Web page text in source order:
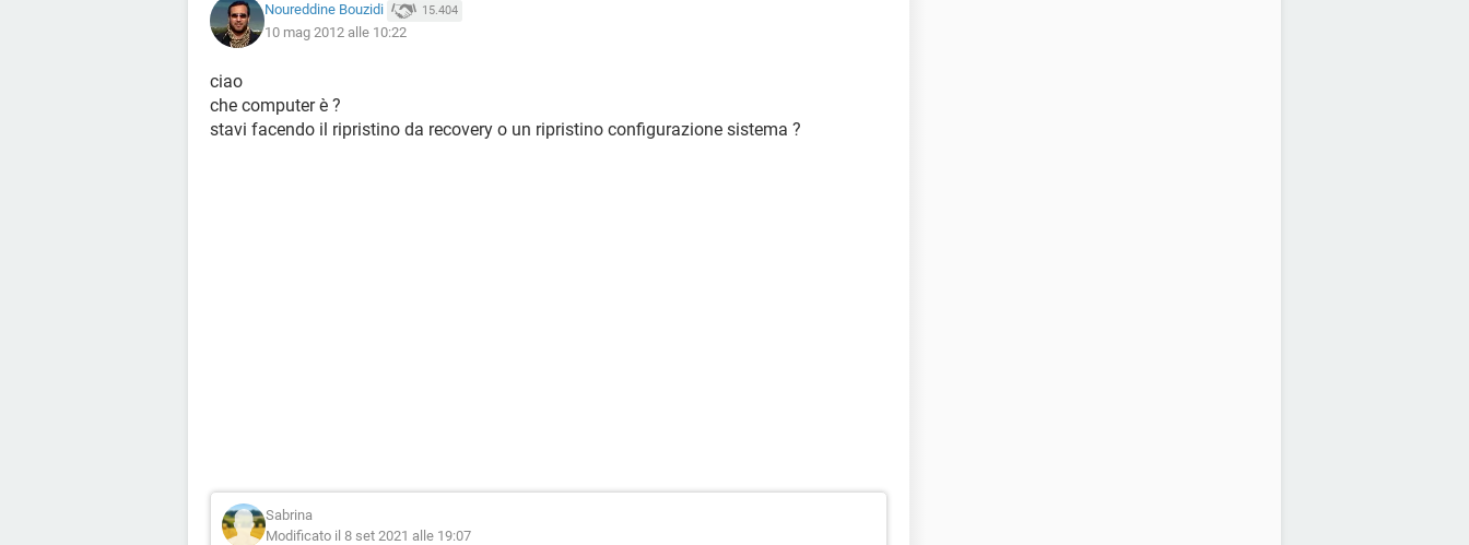
Noureddine Bouzidi 15.404
10 mag 2012 alle 10:22
ciao
che computer è ?
stavi facendo il ripristino da recovery o un ripristino configurazione sistema ?
Sabrina
Modificato il 8 set 2021 alle 19:07